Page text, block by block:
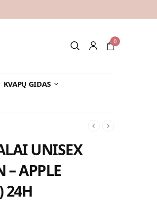
0
KVAPŲ GIDAS
UNISEX
– APPLE
24H